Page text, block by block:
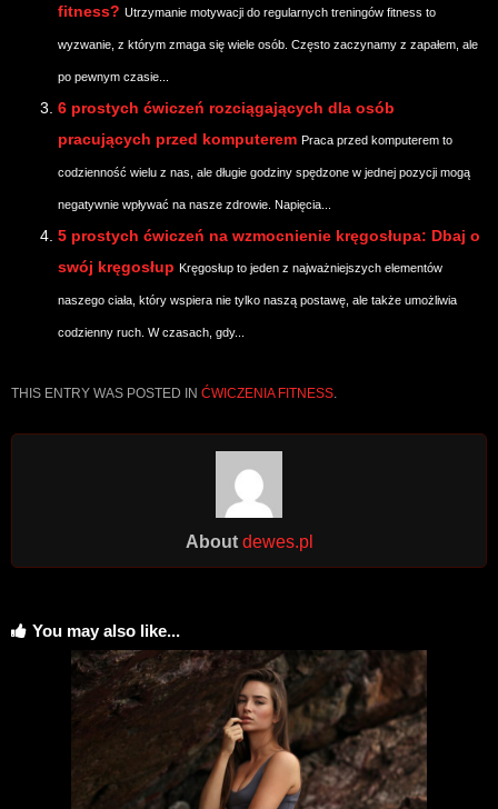
fitness? Utrzymanie motywacji do regularnych treningów fitness to
wyzwanie, z którym zmaga się wiele osób. Często zaczynamy z zapałem, ale
po pewnym czasie...
6 prostych ćwiczeń rozciągających dla osób
pracujących przed komputerem Praca przed komputerem to
codzienność wielu z nas, ale długie godziny spędzone w jednej pozycji mogą
negatywnie wpływać na nasze zdrowie. Napięcia...
5 prostych ćwiczeń na wzmocnienie kręgosłupa: Dbaj o
swój kręgosłup Kręgosłup to jeden z najważniejszych elementów
naszego ciała, który wspiera nie tylko naszą postawę, ale także umożliwia
codzienny ruch. W czasach, gdy...
THIS ENTRY WAS POSTED IN ĆWICZENIA FITNESS
About dewes.pl
You may also like...